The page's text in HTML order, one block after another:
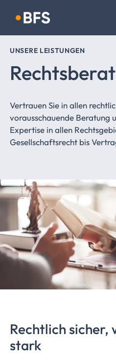
Navigation überspringen
UNSERE LEISTUNGEN
Vertrauen Sie in allen
vorausschauende Beratung
Expertise in allen
Gesellschaftsrecht bis
Rechtlich
stark